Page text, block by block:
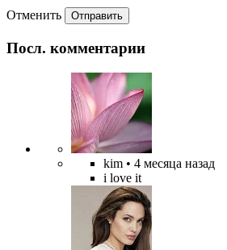
Отменить Отправить
Посл. комментарии
kim • 4 месяца назад
i love it